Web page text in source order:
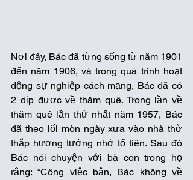
Nơi đây, Bác đã từng sống từ năm 1901
đến năm 1906, và trong quá trình hoạt
động sự nghiệp cách mạng, Bác đã có
2 dịp được về thăm quê. Trong lần về
thăm quê lần thứ nhất năm 1957, Bác
đã theo lối mòn ngày xưa vào nhà thờ
thắp hương tưởng nhớ tổ tiên. Sau đó
Bác nói chuyện với bà con trong họ
rằng: “Công việc bận, Bác không về